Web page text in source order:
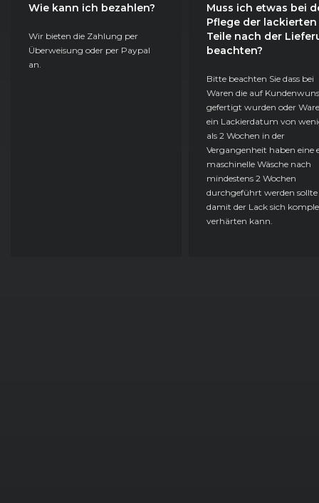
Wie kann ich bezahlen?
Wir bieten die Zahlung per
Überweisung oder per Paypal
an.
Muss ich etwas bei
Pflege der lackierten
Teile nach der
beachten?
Bitte beachten Sie dass bei
Waren die auf
gefertigt wurden oder
ein Lackierdatum von
als 2 Wochen in der
Vergangenheit haben eine
maschinelle Wäsche nach
mindestens 2 Wochen
durchgeführt werden sollte
damit der Lack sich
verhärten kann.